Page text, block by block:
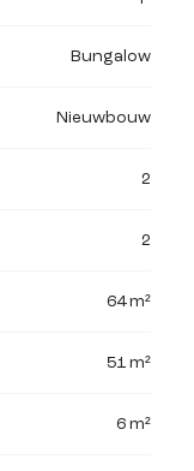
Bungalow
Nieuwbouw
2
2
64 m²
51 m²
6 m²